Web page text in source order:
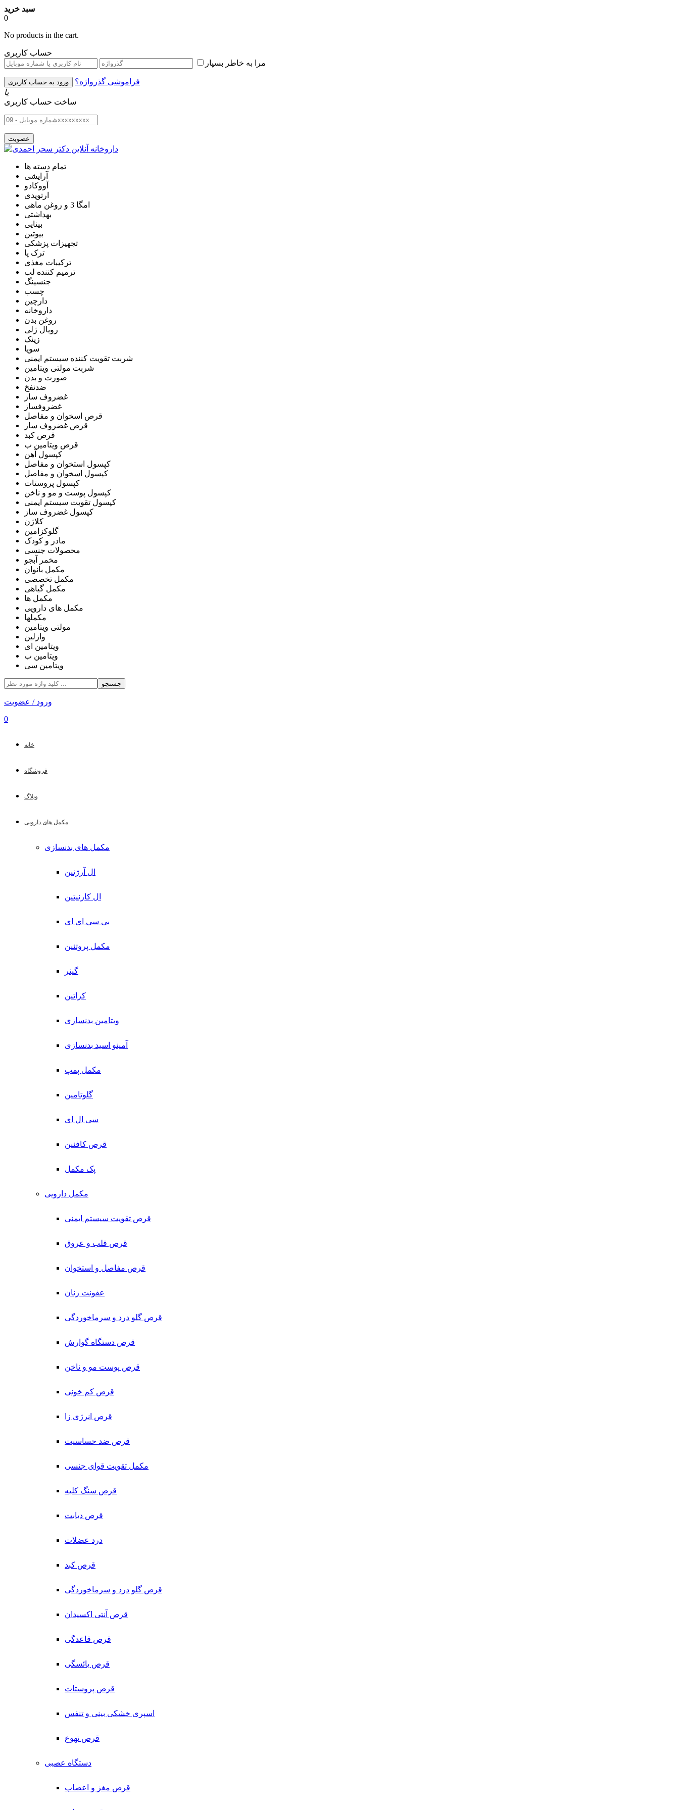
سبد خرید
0
No products in the cart.
حساب کاربری
مرا به خاطر بسپار
فراموشی گذرواژه؟
یا
ساخت حساب کاربری
تمام دسته ها
آرایشی
آووکادو
ارتوپدی
امگا 3 و روغن ماهی
بهداشتی
بینایی
بیوتین
تجهیزات پزشکی
ترک پا
ترکیبات مغذی
ترمیم کننده لب
جنسینگ
چسب
دارچین
داروخانه
روغن بدن
رویال ژلی
زینک
سویا
شربت تقویت کننده سیستم ایمنی
شربت مولتی ویتامین
صورت و بدن
ضدنفخ
غضروف ساز
غضروفساز
قرص اسخوان و مفاصل
قرص غضروف ساز
قرص کبد
قرص ویتامین ب
کپسول آهن
کپسول استخوان و مفاصل
کپسول اسخوان و مفاصل
کپسول پروستات
کپسول پوست و مو و ناخن
کپسول تقویت سیستم ایمنی
کپسول غضروف ساز
کلاژن
گلوکزامین
مادر و کودک
محصولات جنسی
مخمر آبجو
مکمل بانوان
مکمل تخصصی
مکمل گیاهی
مکمل ها
مکمل های دارویی
مکملها
مولتی ویتامین
وازلین
ویتامین ای
ویتامین ب
ویتامین سی
جستجو
ورود / عضویت
0
خانه
فروشگاه
وبلاگ
مکمل های دارویی
مکمل های بدنسازی
ال آرژنین
ال کارنیتین
بی سی ای ای
مکمل پروتئین
گینر
کراتین
ویتامین بدنسازی
آمینو اسید بدنسازی
مکمل پمپ
گلوتامین
سی ال ای
قرص کافئین
پک مکمل
مکمل دارویی
قرص تقویت سیستم ایمنی
قرص قلب و عروق
قرص مفاصل و استخوان
عفونت زنان
قرص گلو درد و سرماخوردگی
قرص دستگاه گوارش
قرص پوست مو و ناخن
قرص کم خونی
قرص انرژی زا
قرص ضد حساسیت
مکمل تقویت قوای جنسی
قرص سنگ کلیه
قرص دیابت
درد عضلات
قرص کبد
قرص گلو درد و سرماخوردگی
قرص آنتی اکسیدان
قرص قاعدگی
قرص یائسگی
قرص پروستات
اسپری خشکی بینی و تنفس
قرص تهوع
دستگاه عصبی
قرص مغز و اعصاب